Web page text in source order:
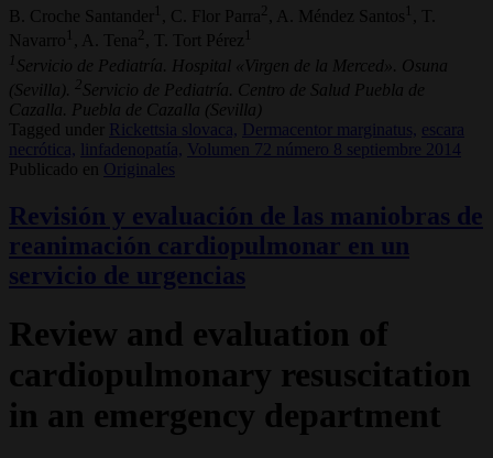
B. Croche Santander 1 , C. Flor Parra , A. Méndez Santos 1
, T.
Navarro 1 , A. Tena , T. Tort Pérez 1
1 Servicio de Pediatría. Hospital «Virgen de la Merced». Osuna
(Sevilla).
2 Servicio de Pediatría. Centro de Salud Puebla de
Cazalla. Puebla de Cazalla (Sevilla)
Tagged under
Rickettsia slovaca, Dermacentor marginatus, escara
necrótica,
linfadenopatía,
Volumen 72 número 8 septiembre 2014
Publicado en
Originales
Revisión y evaluación de las maniobras de
reanimación cardiopulmonar en un
servicio de urgencias
Review and evaluation of
cardiopulmonary resuscitation
in an emergency department